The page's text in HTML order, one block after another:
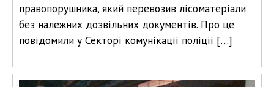
правопорушника, який перевозив лісоматеріали
без належних дозвільних документів. Про це
повідомили у Секторі комунікації поліції […]